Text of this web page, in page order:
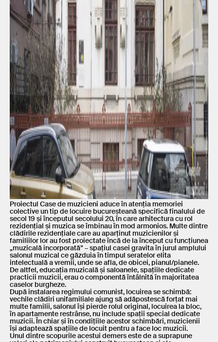
Proiectul Case de muzicieni aduce în atenția memoriei
colective un tip de locuire bucureșteană specifică finalului de
secol 19 și începutul secolului 20, în care arhitectura cu rol
rezidențial și muzica se îmbinau în mod armonios. Multe dintre
clădirile rezidențiale care au aparținut muzicienilor și
familiilor lor au fost proiectate încă de la început cu funcțiunea
„muzicală incorporată” – spațiul casei gravita în jurul amplului
salonul muzical ce găzduia în timpul seratelor elita
intelectuală a vremii, unde se afla, de obicei, pianul/pianele.
De altfel, educația muzicală și saloanele, spațiile dedicate
practicii muzicii, erau o componentă întâlnită în majoritatea
caselor burgheze.
După instalarea regimului comunist, locuirea se schimbă:
vechile clădiri unifamiliale ajung să adăpostescă forțat mai
multe familii, salonul își pierde rolul original, locuirea la bloc,
în apartamente restrânse, nu include spații special dedicate
muzicii. În chiar și în condițiile acestor schimbări, muzicienii
își adaptează spațiile de locuit pentru a face loc muzicii.
Unul dintre scopurile acestui demers este de a suprapune